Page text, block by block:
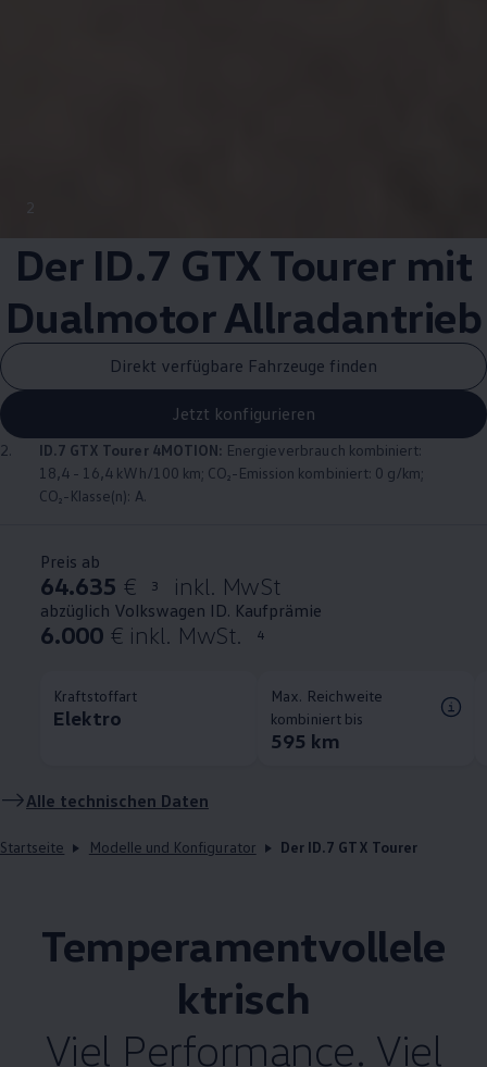
2
Der ID.7 GTX Tourer mit
DualmotorAllradantrieb
Direkt verfügbare Fahrzeuge finden
Jetzt konfigurieren
2. ID.7 GTX Tourer 4MOTION: Energieverbrauch kombiniert:
18,4 - 16,4 kWh/100 km; CO₂-Emission kombiniert: 0 g/km;
CO₂-Klasse(n): A.
Preis ab
64.635 € 3 inkl. MwSt
abzüglich Volkswagen ID. Kaufprämie
6.000 € inkl. MwSt. 4
Kraftstoffart
Elektro
Max. Reichweite
kombiniert bis
595 km
Alle technischen Daten
Startseite Modelle und Konfigurator Der ID.7 GTX Tourer
Temperamentvollele
ktrisch
Viel Performance. Viel